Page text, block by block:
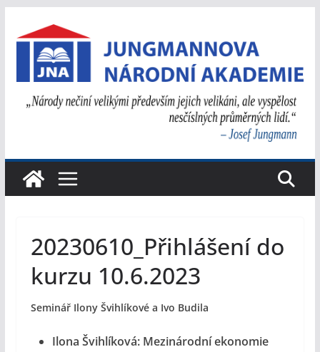
na
obsah
20230610_Přihlášení do
kurzu 10.6.2023
Seminář Ilony Švihlíkové a Ivo Budila
Ilona Švihlíková: Mezinárodní ekonomie